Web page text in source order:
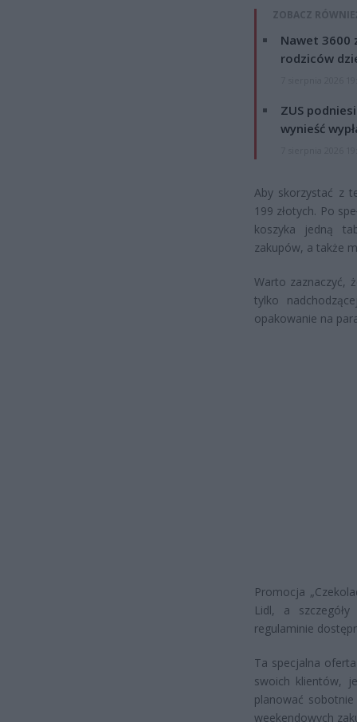
ZOBACZ
Nawet 3600
rodziców
ZUS
wynieść
Aby skorzystać z
199 złotych. Po
koszyka jedną
zakupów, a także
Warto zaznaczyć,
tylko
opakowanie na
Promocja
Lidl, a
regulaminie
Ta specjalna
swoich klientów,
planować
weekendowych